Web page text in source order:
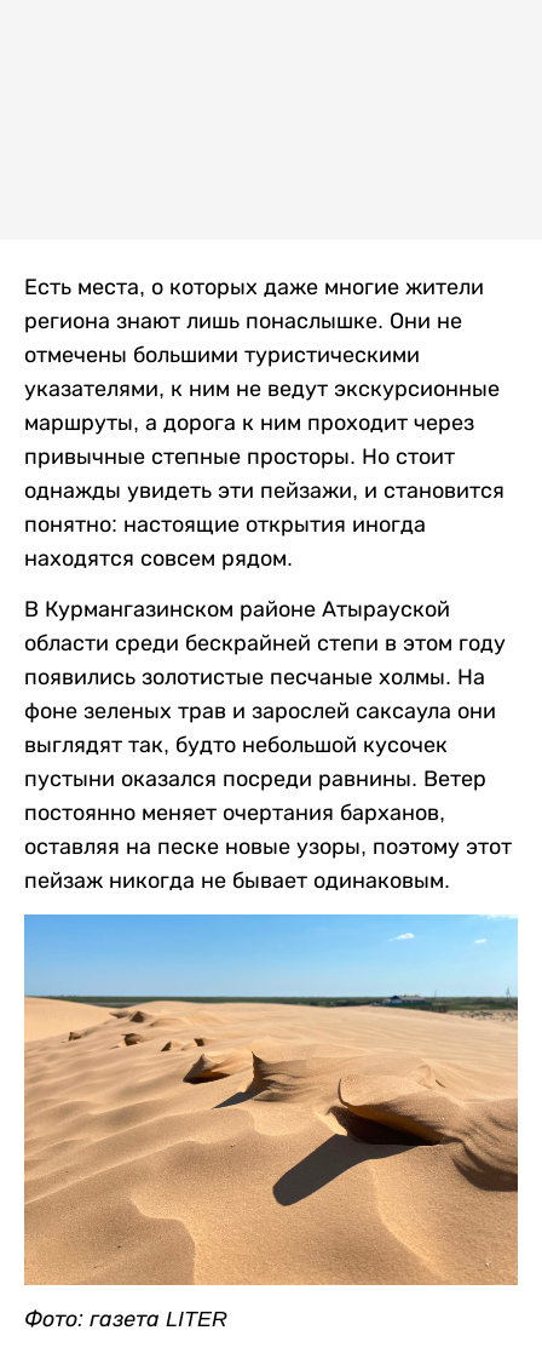
Есть места, о которых даже многие жители
региона знают лишь понаслышке. Они не
отмечены большими туристическими
указателями, к ним не ведут экскурсионные
маршруты, а дорога к ним проходит через
привычные степные просторы. Но стоит
однажды увидеть эти пейзажи, и становится
понятно: настоящие открытия иногда
находятся совсем рядом.
В Курмангазинском районе Атырауской
области среди бескрайней степи в этом году
появились золотистые песчаные холмы. На
фоне зеленых трав и зарослей саксаула они
выглядят так, будто небольшой кусочек
пустыни оказался посреди равнины. Ветер
постоянно меняет очертания барханов,
оставляя на песке новые узоры, поэтому этот
пейзаж никогда не бывает одинаковым.
Фото: газета LITER